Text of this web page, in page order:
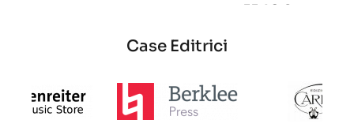
Prezzo
33,90 €
Case Editrici